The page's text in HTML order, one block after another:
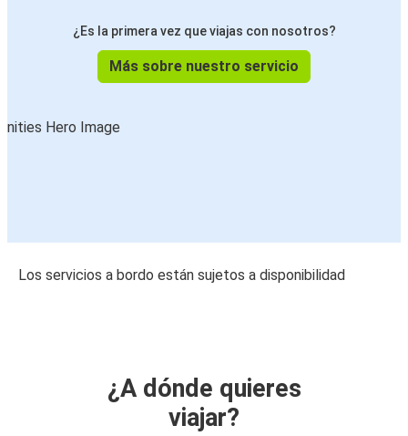
¿Es la primera vez que viajas con nosotros?
Más sobre nuestro servicio
Los servicios a bordo están sujetos a disponibilidad
¿A dónde quieres
viajar?